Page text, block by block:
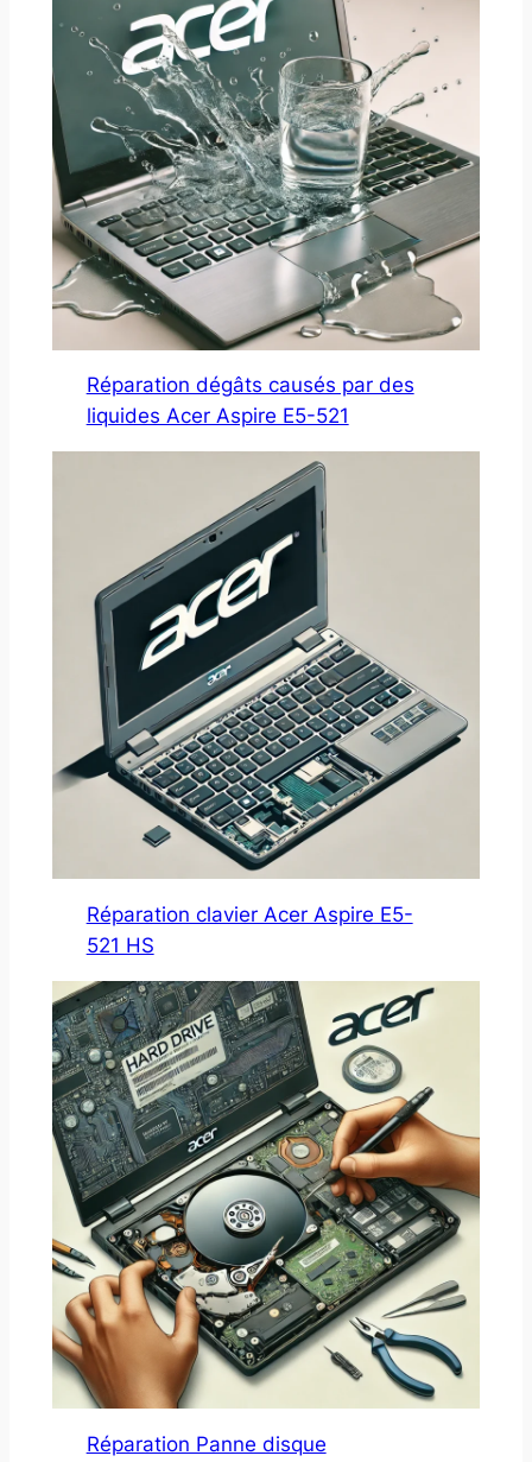
Réparation dégâts causés par des
liquides Acer Aspire E5-521
Réparation clavier Acer Aspire E5-
521 HS
Réparation Panne disque